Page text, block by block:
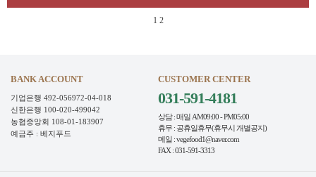
1 2
BANK ACCOUNT
기업은행 492-056972-04-018
신한은행 100-020-499042
농협중앙회 108-01-183907
예금주 : 베지푸드
CUSTOMER CENTER
031-591-4181
상담 : 매일 AM09:00 - PM05:00
휴무 : 공휴일휴무(휴무시 개별공지)
메일 : vegefood1@naver.com
FAX : 031-591-3313